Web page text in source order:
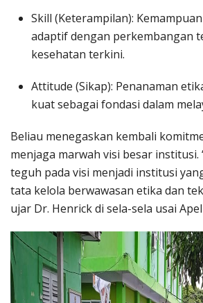
Skill (Keterampilan):
adaptif dengan perkembangan
kesehatan terkini.
Attitude (Sikap): Penanaman
kuat sebagai fondasi dalam
Beliau menegaskan kembali
menjaga marwah visi besar institusi.
teguh pada visi menjadi institusi
tata kelola berwawasan etika dan
ujar Dr. Henrick di sela-sela usai